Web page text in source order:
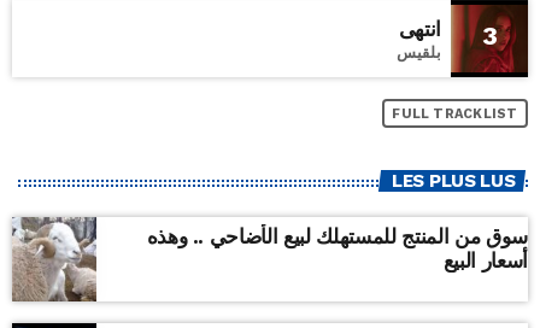
3 انتهى
بلقيس
FULL TRACKLIST
LES PLUS LUS
سوق من المنتج للمستهلك لبيع الأضاحي .. وهذه
أسعار البيع